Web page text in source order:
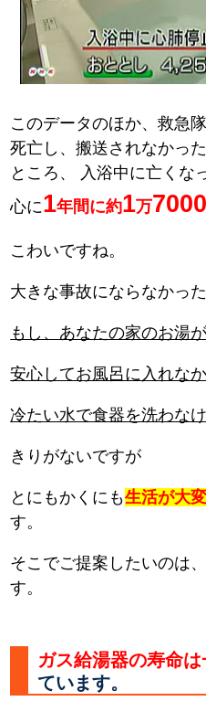
このデータのほか、救急
死亡し、搬送されなかっ
ところ、
入浴中に亡くな
心に1年間に約1万7000
こわいですね。
大きな事故にならなかった
もし、あなたの家のお湯
安心してお風呂に入れな
冷たい水で食器を洗わな
きりがないですが
とにもかくにも生活が大
す。
そこでご提案したいのは
す。
ガス給湯器の寿命
ています。